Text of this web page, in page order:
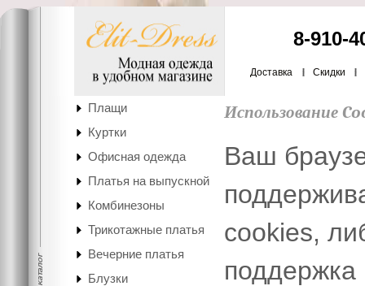
8-910-
Доставка Скидки
Плащи
Куртки
Офисная одежда
Платья на выпускной
Комбинезоны
Трикотажные платья
Вечерние платья
Блузки
Использование
Ваш
cookies,
поддержка